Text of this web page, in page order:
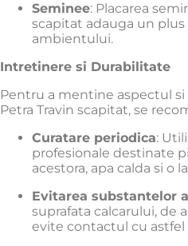
Seminee: Placarea
scapitat adauga un
ambientului.
Intretinere si Durabilitate
Pentru a mentine aspectul
Petra Travin scapitat, se
Curatare periodica:
profesionale destinate
acestora, apa calda si o
Evitarea substantelor
suprafata calcarului, de
evite contactul cu